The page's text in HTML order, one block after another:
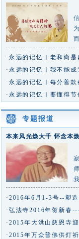
佛
·永远的记忆｜老和尚
红日
·永远的记忆｜我不能
靠近你
·永远的记忆｜每分善款
·永远的记忆｜要懂得节
专题报道
本来风光焕大千 怀念本
专题
·2016年6月1-3号--塑
玉等身像专业研讨会
·弘法寺2016年贺新春
春九州同庆中华年--弘
·2015年大洪山慈恩寺
回山永久安奉
·2015年万众普佛供灯